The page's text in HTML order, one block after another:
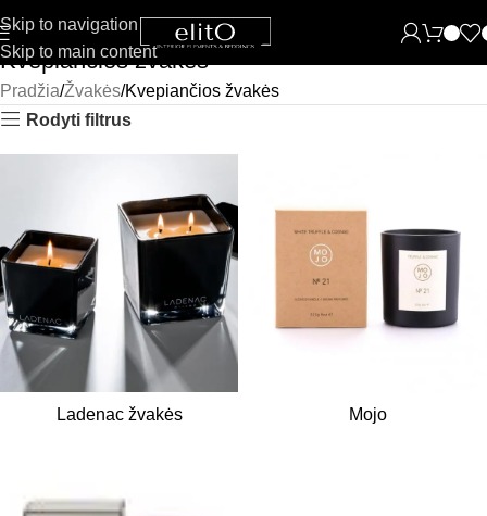
Skip to navigation
Skip to main content
Kvepiančios žvakės
Pradžia Žvakės Kvepiančios žvakės
Rodyti filtrus
Ladenac žvakės Mojo